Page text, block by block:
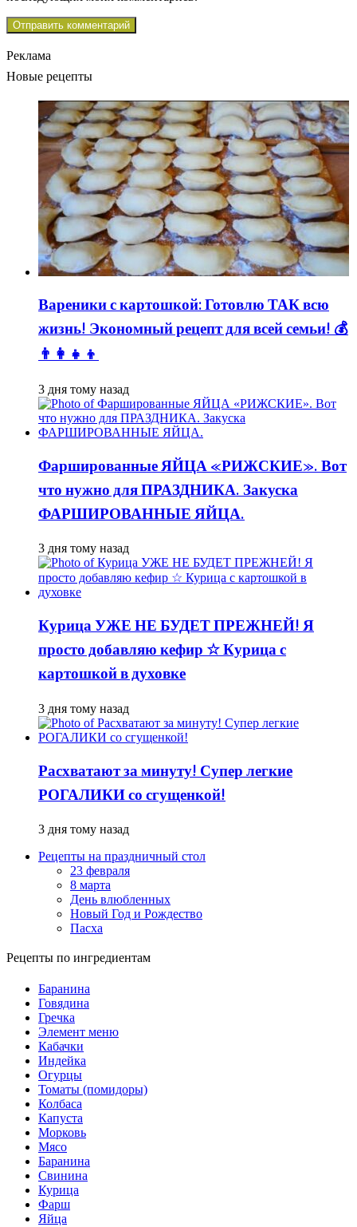
Реклама
Новые рецепты
Вареники с картошкой: Готовлю ТАК всю
жизнь! Экономный рецепт для всей семьи! 💰
👨👩👧👦
3 дня тому назад
Фаршированные ЯЙЦА «РИЖСКИЕ». Вот
что нужно для ПРАЗДНИКА. Закуска
ФАРШИРОВАННЫЕ ЯЙЦА.
3 дня тому назад
Курица УЖЕ НЕ БУДЕТ ПРЕЖНЕЙ! Я
просто добавляю кефир ☆ Курица с
картошкой в духовке
3 дня тому назад
Расхватают за минуту! Супер легкие
РОГАЛИКИ со сгущенкой!
3 дня тому назад
Рецепты на праздничный стол
23 февраля
8 марта
День влюбленных
Новый Год и Рождество
Пасха
Рецепты по ингредиентам
Баранина
Говядина
Гречка
Элемент меню
Кабачки
Индейка
Огурцы
Томаты (помидоры)
Колбаса
Капуста
Морковь
Мясо
Баранина
Свинина
Курица
Фарш
Яйца